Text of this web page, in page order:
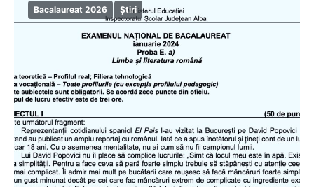
Bacalaureat 2026 Știri